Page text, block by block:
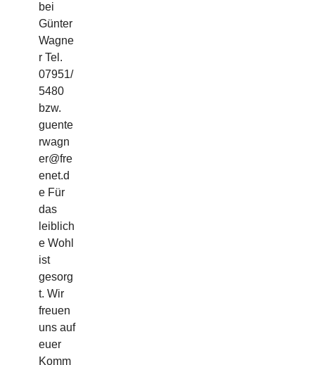
bei
Günter
Wagne
r Tel.
07951/
5480
bzw.
guente
rwagn
er@fre
enet.d
e Für
das
leiblich
e Wohl
ist
gesorg
t. Wir
freuen
uns auf
euer
Komm